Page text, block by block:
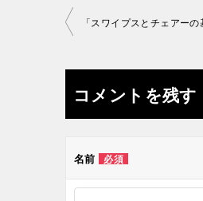
投
ナ
ビ
ゲ
ー
「スワイプスとチェアー
コメントを残す
名前 必須